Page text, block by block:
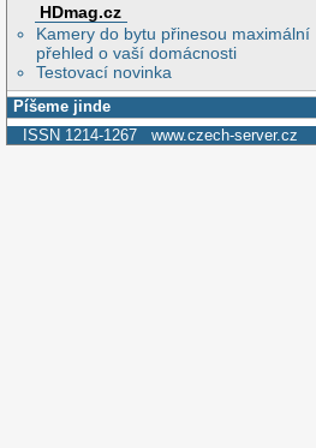
HDmag.cz
Kamery do bytu přinesou maximální
přehled o vaší domácnosti
Testovací novinka
Píšeme jinde
ISSN 1214-1267 www.czech-server.cz